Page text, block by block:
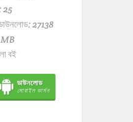
25
27138
MB
বই
ডাউনলোড
মোবাইল ভার্সন